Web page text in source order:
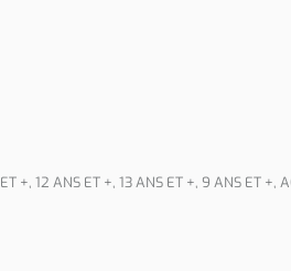
+, 12 ANS ET +, 13 ANS ET +, 9 ANS ET +,